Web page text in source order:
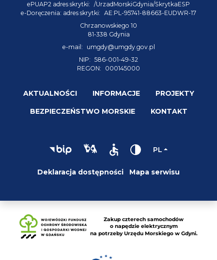
ePUAP2 adres skrytki: /UrzadMorskiGdynia/SkrytkaESP
e-Doręczenia: adres skrytki: AE:PL-95741-88663-EUDWR-17
Chrzanowskiego 10
81-338 Gdynia
e-mail:
umgdy@umgdy.gov.pl
NIP: 586-001-49-32
REGON:
000145000
AKTUALNOŚCI INFORMACJE PROJEKTY
BEZPIECZEŃSTWO MORSKIE KONTAKT
PL
Deklaracja dostępności Mapa serwisu